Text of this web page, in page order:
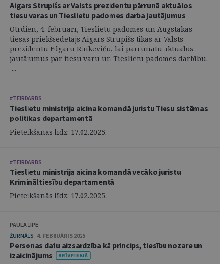
Aigars Strupišs ar Valsts prezidentu pārrunā aktuālos
tiesu varas un Tieslietu padomes darba jautājumus
Otrdien, 4. februārī, Tieslietu padomes un Augstākās
tiesas priekšsēdētājs Aigars Strupišs tikās ar Valsts
prezidentu Edgaru Rinkēviču, lai pārrunātu aktuālos
jautājumus par tiesu varu un Tieslietu padomes darbību.
...
#TEIRDARBS
Tieslietu ministrija aicina komandā juristu Tiesu sistēmas
politikas departamentā
Pieteikšanās līdz: 17.02.2025.
#TEIRDARBS
Tieslietu ministrija aicina komandā vecāko juristu
Krimināltiesību departamentā
Pieteikšanās līdz: 17.02.2025.
PAULA LIPE
ŽURNĀLS 4. FEBRUĀRIS 2025
Personas datu aizsardzība kā princips, tiesību nozare un
izaicinājums